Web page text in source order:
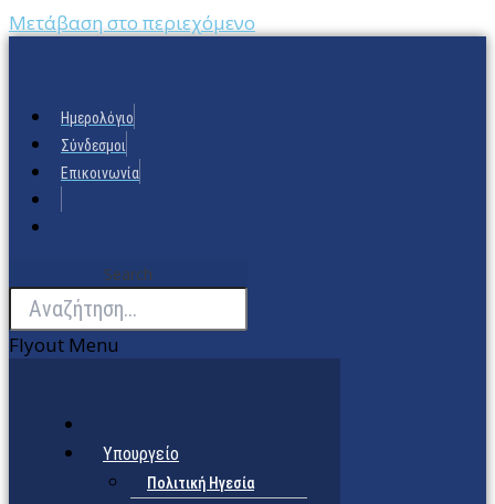
Μετάβαση στο περιεχόμενο
Ημερολόγιο
Σύνδεσμοι
Επικοινωνία
Search
Flyout Menu
Υπουργείο
Πολιτική Ηγεσία